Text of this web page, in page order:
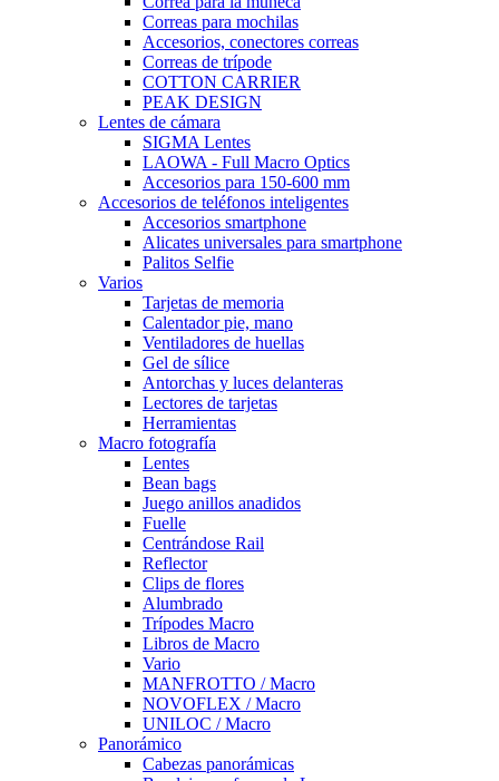
Correas para mochilas
Accesorios, conectores correas
Correas de trípode
COTTON CARRIER
PEAK DESIGN
Lentes de cámara
SIGMA Lentes
LAOWA - Full Macro Optics
Accesorios para 150-600 mm
Accesorios de teléfonos inteligentes
Accesorios smartphone
Alicates universales para smartphone
Palitos Selfie
Varios
Tarjetas de memoria
Calentador pie, mano
Ventiladores de huellas
Gel de sílice
Antorchas y luces delanteras
Lectores de tarjetas
Herramientas
Macro fotografía
Lentes
Bean bags
Juego anillos anadidos
Fuelle
Centrándose Rail
Reflector
Clips de flores
Alumbrado
Trípodes Macro
Libros de Macro
Vario
MANFROTTO / Macro
NOVOFLEX / Macro
UNILOC / Macro
Panorámico
Cabezas panorámicas